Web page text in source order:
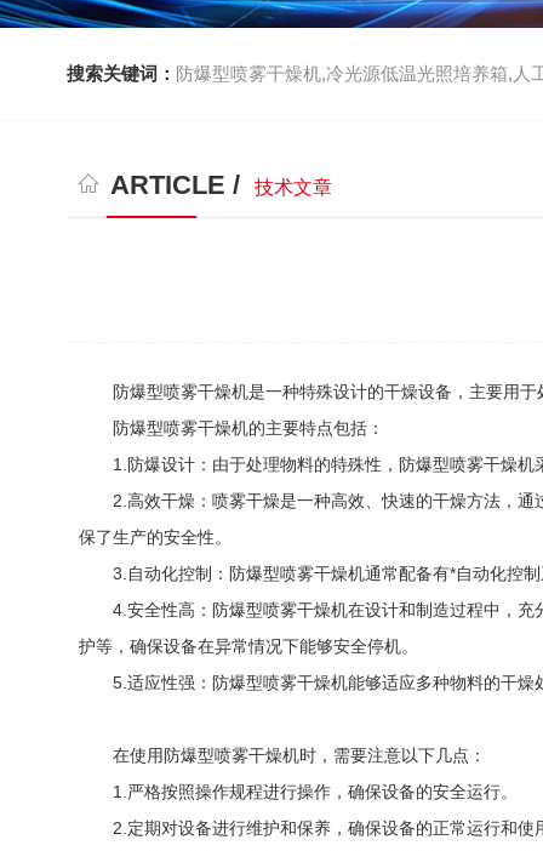
搜索关键词： 防爆型喷雾干燥机,冷光源低温光照培养箱,人
ARTICLE / 技术文章
防爆型喷雾干燥机是一种特殊设计的干燥设备，主要用于
防爆型喷雾干燥机的主要特点包括：
1.防爆设计：由于处理物料的特殊性，防爆型喷雾干燥机
2.高效干燥：喷雾干燥是一种高效、快速的干燥方法，通
保了生产的安全性。
3.自动化控制：防爆型喷雾干燥机通常配备有*自动化控制
4.安全性高：防爆型喷雾干燥机在设计和制造过程中，充
护等，确保设备在异常情况下能够安全停机。
5.适应性强：防爆型喷雾干燥机能够适应多种物料的干燥
在使用防爆型喷雾干燥机时，需要注意以下几点：
1.严格按照操作规程进行操作，确保设备的安全运行。
2.定期对设备进行维护和保养，确保设备的正常运行和使